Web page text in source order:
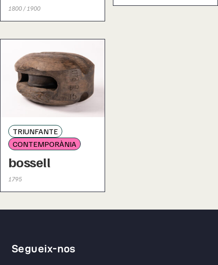
1800 / 1900
TRIUNFANTE
CONTEMPORÀNIA
bossell
1795
Segueix-nos